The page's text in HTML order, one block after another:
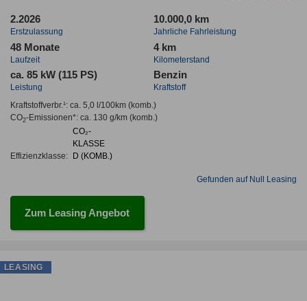
2.2026
Erstzulassung
10.000,0 km
Jahrliche Fahrleistung
48 Monate
Laufzeit
4 km
Kilometerstand
ca. 85 kW (115 PS)
Leistung
Benzin
Kraftstoff
Kraftstoffverbr.¹: ca. 5,0 l/100km(komb.)
CO2-Emissionen*: ca. 130 g/km(komb.)
Effizienzklasse:
CO₂-
KLASSE
D (KOMB.)
Gefunden auf Null Leasing
Zum Leasing Angebot
LEASING